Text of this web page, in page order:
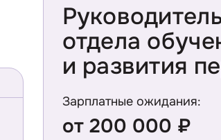
отдела
и развития
Зарплатные ожидания:
от 200 000 ₽